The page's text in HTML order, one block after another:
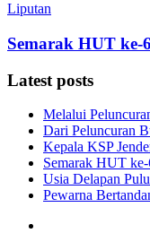
Liputan
Semarak HUT
Latest posts
Melalui
Dari Peluncuran
Kepala KSP
Semarak HUT
Usia Delapan
Pewarna